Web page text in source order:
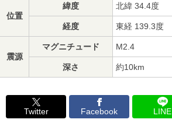
位置
緯度 北緯 34.4度
経度 東経 139.3度
震源
マグニチュード M2.4
深さ 約10km
Twitter Facebook LINE